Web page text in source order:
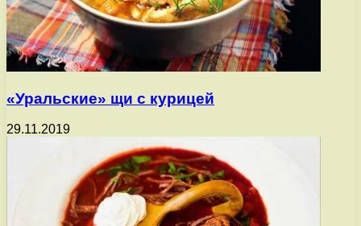
«Уральские» щи с курицей
29.11.2019